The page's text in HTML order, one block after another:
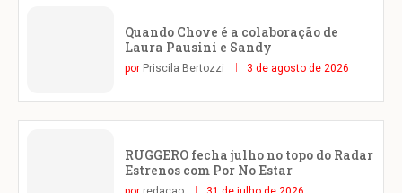
Quando Chove é a colaboração de
Laura Pausini e Sandy
por Priscila Bertozzi 3 de agosto de 2026
RUGGERO fecha julho no topo do Radar
Estrenos com Por No Estar